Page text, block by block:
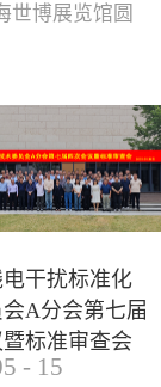
世博展览馆圆
会，本届展
业见解，踊
量发展汇聚
了...
干扰标准化
A分会第七届
标准审查会
- 15